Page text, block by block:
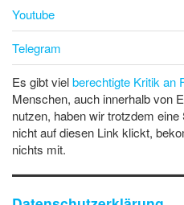
Youtube
Telegram
Es gibt vielberechtigte Kritik an
Menschen, auch innerhalb von
nutzen, haben wir trotzdem
nicht auf diesen Link klickt,
nichts mit.